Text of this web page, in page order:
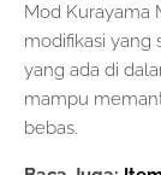
Mod Kurayama
modifikasi yang
yang ada di
mampu
bebas.